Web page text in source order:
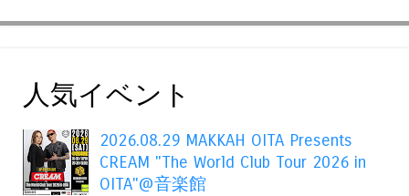
人気イベント
2026.08.29 MAKKAH OITA Presents
CREAM "The World Club Tour 2026 in
OITA"@音楽館